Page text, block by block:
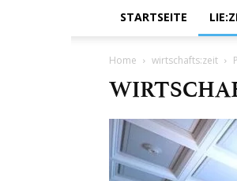
STARTSEITE
Home wirtschafts:zeit